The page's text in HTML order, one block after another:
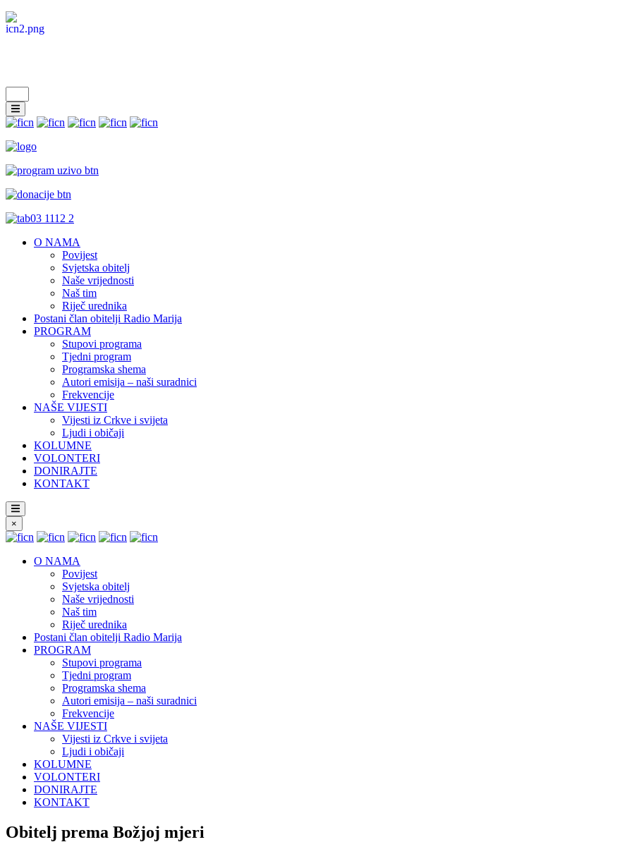
O NAMA
Povijest
Svjetska obitelj
Naše vrijednosti
Naš tim
Riječ urednika
Postani član obitelji Radio Marija
PROGRAM
Stupovi programa
Tjedni program
Programska shema
Autori emisija – naši suradnici
Frekvencije
NAŠE VIJESTI
Vijesti iz Crkve i svijeta
Ljudi i običaji
KOLUMNE
VOLONTERI
DONIRAJTE
KONTAKT
×
O NAMA
Povijest
Svjetska obitelj
Naše vrijednosti
Naš tim
Riječ urednika
Postani član obitelji Radio Marija
PROGRAM
Stupovi programa
Tjedni program
Programska shema
Autori emisija – naši suradnici
Frekvencije
NAŠE VIJESTI
Vijesti iz Crkve i svijeta
Ljudi i običaji
KOLUMNE
VOLONTERI
DONIRAJTE
KONTAKT
Obitelj prema Božjoj mjeri